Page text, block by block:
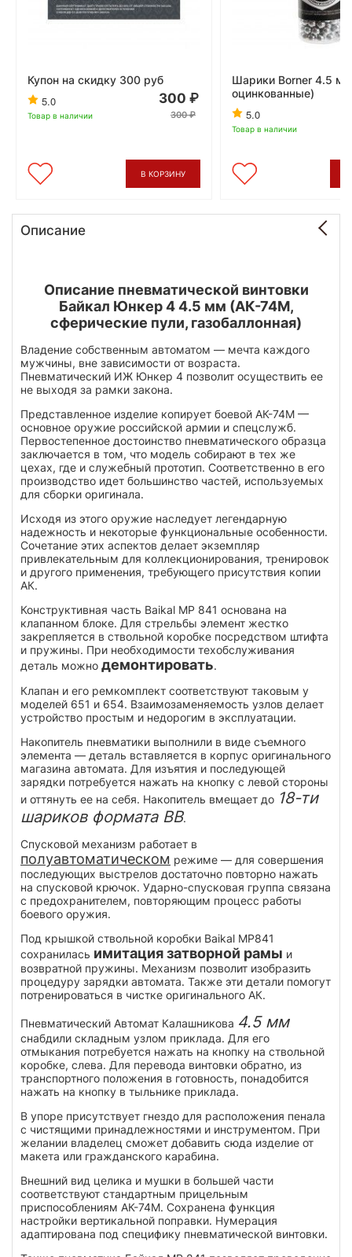
Купон на скидку 300 руб
5.0
Товар в наличии
300
300
В КОРЗИНУ
Шарики Borner 4.5
оцинкованные)
5.0
Товар в наличии
Описание
Описание пневматической винтовки
Байкал Юнкер 4 4.5 мм (АК-74М,
сферические пули, газобаллонная)
Владение собственным автоматом — мечта каждого
мужчины, вне зависимости от возраста.
Пневматический ИЖ Юнкер 4 позволит осуществить ее
не выходя за рамки закона.
Представленное изделие копирует боевой АК-74М —
основное оружие российской армии и спецслужб.
Первостепенное достоинство пневматического образца
заключается в том, что модель собирают в тех же
цехах, где и служебный прототип. Соответственно в его
производство идет большинство частей, используемых
для сборки оригинала.
Исходя из этого оружие наследует легендарную
надежность и некоторые функциональные особенности.
Сочетание этих аспектов делает экземпляр
привлекательным для коллекционирования, тренировок
и другого применения, требующего присутствия копии
АК.
Конструктивная часть Baikal MP 841 основана на
клапанном блоке. Для стрельбы элемент жестко
закрепляется в ствольной коробке посредством штифта
и пружины. При необходимости техобслуживания
деталь можно демонтировать.
Клапан и его ремкомплект соответствуют таковым у
моделей 651 и 654. Взаимозаменяемость узлов делает
устройство простым и недорогим в эксплуатации.
Накопитель пневматики выполнили в виде съемного
элемента — деталь вставляется в корпус оригинального
магазина автомата. Для изъятия и последующей
зарядки потребуется нажать на кнопку с левой стороны
и оттянуть ее на себя. Накопитель вмещает до 18-ти
шариков формата BB.
Спусковой механизм работает в
полуавтоматическом режиме — для совершения
последующих выстрелов достаточно повторно нажать
на спусковой крючок. Ударно-спусковая группа связана
с предохранителем, повторяющим процесс работы
боевого оружия.
Под крышкой ствольной коробки Baikal МР841
сохранилась имитация затворной рамы и
возвратной пружины. Механизм позволит изобразить
процедуру зарядки автомата. Также эти детали помогут
потренироваться в чистке оригинального АК.
Пневматический Автомат Калашникова 4.5 мм
снабдили складным узлом приклада. Для его
отмыкания потребуется нажать на кнопку на ствольной
коробке, слева. Для перевода винтовки обратно, из
транспортного положения в готовность, понадобится
нажать на кнопку в тыльнике приклада.
В упоре присутствует гнездо для расположения пенала
с чистящими принадлежностями и инструментом. При
желании владелец сможет добавить сюда изделие от
макета или гражданского карабина.
Внешний вид целика и мушки в большей части
соответствуют стандартным прицельным
приспособлениям АК-74М. Сохранена функция
настройки вертикальной поправки. Нумерация
адаптирована под специфику пневматической винтовки.